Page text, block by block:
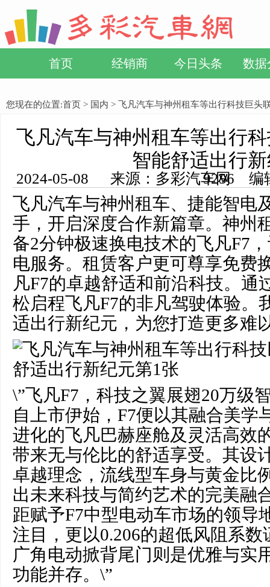
首页 经销商 今日头条 数据
您现在的位置:首页 > 国内 > 飞凡汽车与神州租车等出行科技巨头
飞凡汽车与神州租车等出行
智能舒适出行
2024-05-08 来源：多彩汽车网 编辑：小方 浏览量： 9256
飞凡汽车与神州租车、捷能智电
手，开启深度合作新篇章。神州
备2分钟极速换电技术的飞凡F7
电服务。租赁客户更可尊享免费
凡F7的卓越舒适和前沿科技。通
松启程飞凡F7的非凡驾驶体验。
适出行新纪元，为您打造更多难
\”飞凡F7，科技之翼展翅20万级
自上市伊始，F7便以其融合美学
进化的飞凡巴赫座舱及灵活高效
带来无与伦比的舒适享受。其设
卓越理念，流线型车身与黄金比
出未来科技与简约艺术的完美融
距赋予F7中型电动车市场的领导
注目，更以0.206的超低风阻系
广角电动掀背尾门则是优雅与实
功能并存。\”